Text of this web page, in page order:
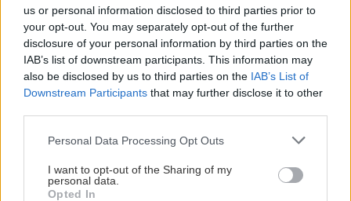
us or personal information disclosed to third parties prior to
your opt-out. You may separately opt-out of the further
disclosure of your personal information by third parties on the
IAB’s list of downstream participants. This information may
also be disclosed by us to third parties on the IAB’s List of
Downstream Participants that may further disclose it to other
Personal Data Processing Opt Outs
I want to opt-out of the Sharing of my
personal data.
Opted In
IRIS: Έρχεται το νέο όριο των 1.000 ευρώ
Ακυρώνεται το 30% των φορολογικών ελέγχων - Στα
ύψη τα λάθη
και όχι μόνο.
Πρωτη Κατοικία Κατασχέσεις